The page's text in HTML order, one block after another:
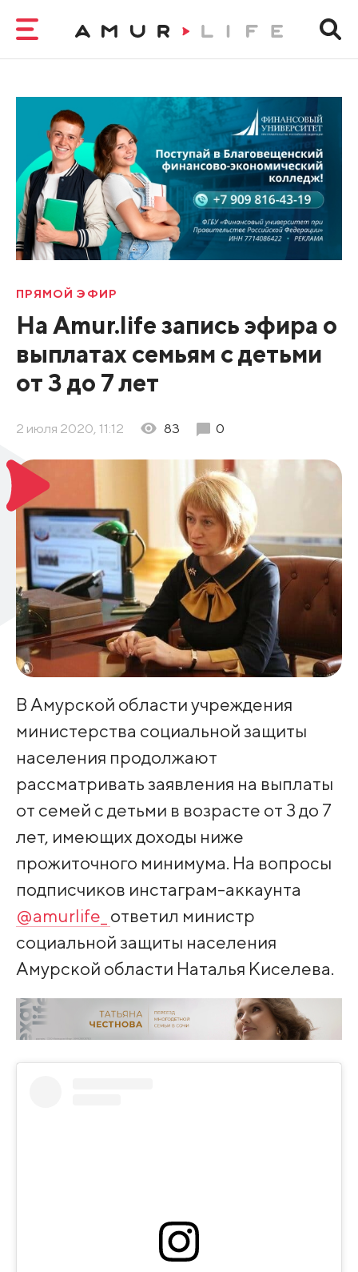
ПРЯМОЙ ЭФИР
На Amur.life запись эфира о
выплатах семьям с детьми
от 3 до 7 лет
2 июля 2020, 11:12 83 0
В Амурской области учреждения
министерства социальной защиты
населения продолжают
рассматривать заявления на выплаты
от семей с детьми в возрасте от 3 до 7
лет, имеющих доходы ниже
прожиточного минимума. На вопросы
подписчиков инстаграм-аккаунта
@amurlife_ ответил министр
социальной защиты населения
Амурской области Наталья Киселева.